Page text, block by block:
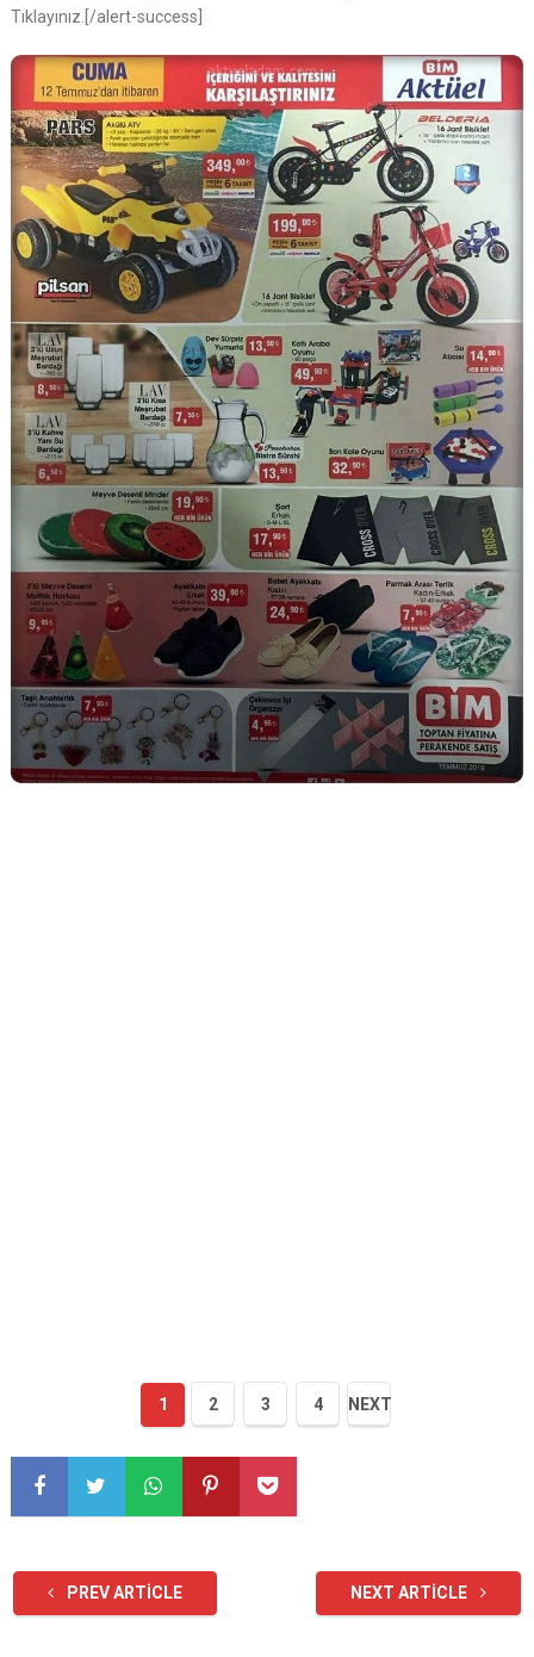
Tıklayınız.[/alert-success]
1 2 3 4 NEXT
PREV ARTICLE NEXT ARTICLE